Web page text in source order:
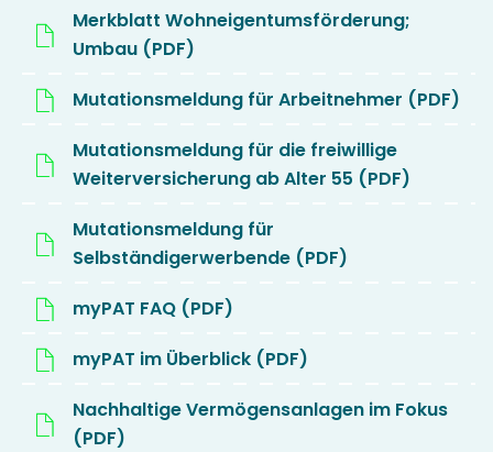
Merkblatt Wohneigentumsförderung;
Umbau (PDF)
Mutationsmeldung für Arbeitnehmer (PDF)
Mutationsmeldung für die freiwillige
Weiterversicherung ab Alter 55 (PDF)
Mutationsmeldung für
Selbständigerwerbende (PDF)
myPAT FAQ (PDF)
myPAT im Überblick (PDF)
Nachhaltige Vermögensanlagen im Fokus
(PDF)